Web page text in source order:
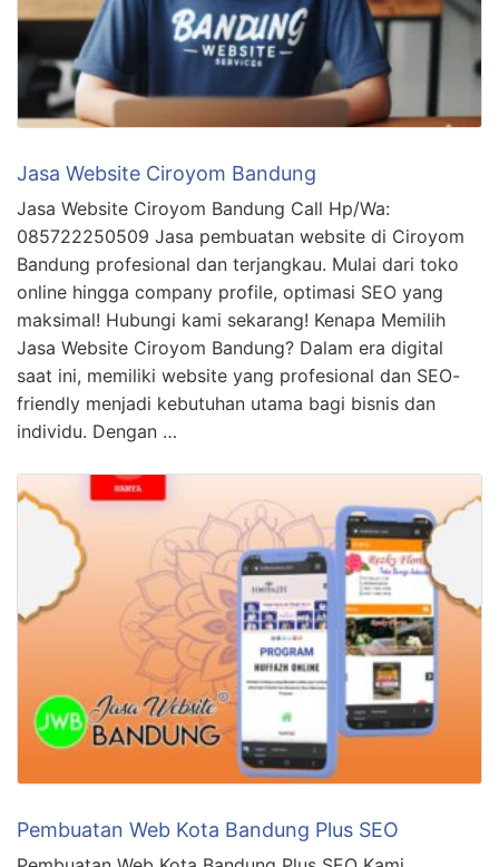
Jasa Website Ciroyom Bandung
Jasa Website Ciroyom Bandung Call Hp/Wa:
085722250509 Jasa pembuatan website di Ciroyom
Bandung profesional dan terjangkau. Mulai dari toko
online hingga company profile, optimasi SEO yang
maksimal! Hubungi kami sekarang! Kenapa Memilih
Jasa Website Ciroyom Bandung? Dalam era digital
saat ini, memiliki website yang profesional dan SEO-
friendly menjadi kebutuhan utama bagi bisnis dan
individu. Dengan …
Pembuatan Web Kota Bandung Plus SEO